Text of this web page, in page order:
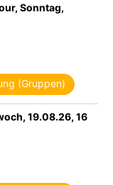
Sonntag,
(Gruppen)
19.08.26, 16